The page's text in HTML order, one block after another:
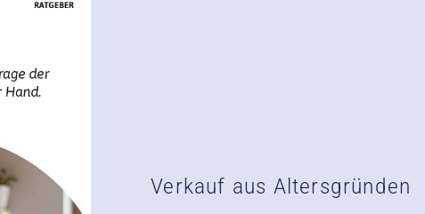
Verkauf aus Altersgründen